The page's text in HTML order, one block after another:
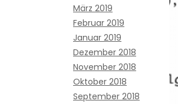
März 2019
Februar 2019
Januar 2019
Dezember 2018
November 2018
Oktober 2018
September 2018